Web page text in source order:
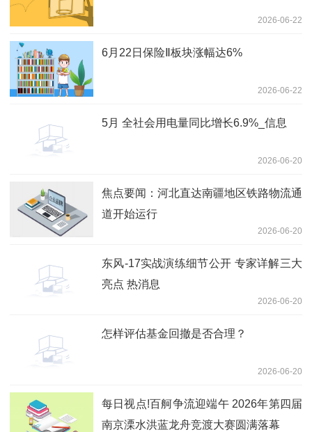
2026-06-22
6月22日保险Ⅱ板块涨幅达6%
2026-06-22
5月 全社会用电量同比增长6.9%_信息
2026-06-20
焦点要闻：河北直达南疆地区铁路物流通
道开始运行
2026-06-20
东风-17实战演练细节公开 专家详解三大
亮点 热消息
2026-06-20
怎样评估基金回撤是否合理？
2026-06-20
每日视点!百舸争流迎端午 2026年第四届
南京溧水洪蓝龙舟竞渡大赛圆满落幕